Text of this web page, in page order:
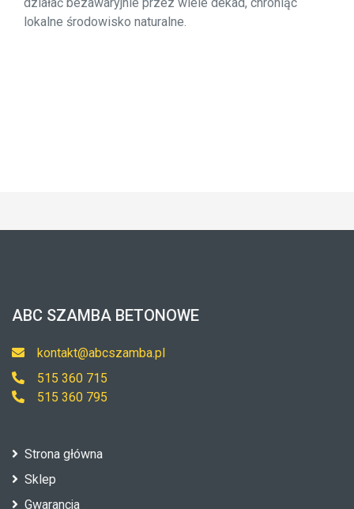
lokalne środowisko naturalne.
ABC SZAMBA BETONOWE
kontakt@abcszamba.pl
515 360 715
515 360 795
Strona główna
Sklep
Gwarancja